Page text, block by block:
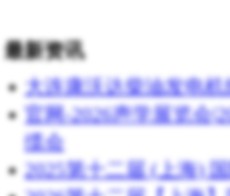
最新资讯
大连康沃达柴油发电机
官网-2026声学展览会
缆会
2025第十二届 (上海)